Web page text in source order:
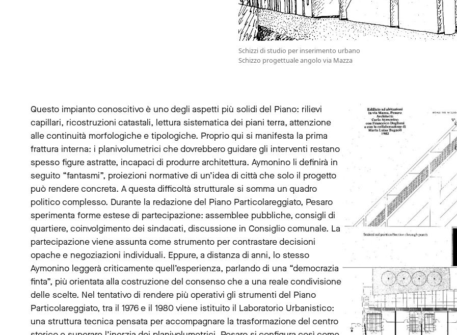
Schizzi di studio per inserimento urbano
Schizzo progettuale angolo via Mazza
Questo impianto conoscitivo è uno degli aspetti più solidi del Piano: rilievi
capillari, ricostruzioni catastali, lettura sistematica dei piani terra, attenzione
alle continuità morfologiche e tipologiche. Proprio qui si manifesta la prima
frattura interna: i planivolumetrici che dovrebbero guidare gli interventi restano
spesso figure astratte, incapaci di produrre architettura. Aymonino li definirà in
seguito “fantasmi”, proiezioni normative di un’idea di città che solo il progetto
può rendere concreta. A questa difficoltà strutturale si somma un quadro
politico complesso. Durante la redazione del Piano Particolareggiato, Pesaro
sperimenta forme estese di partecipazione: assemblee pubbliche, consigli di
quartiere, coinvolgimento dei sindacati, discussione in Consiglio comunale. La
partecipazione viene assunta come strumento per contrastare decisioni
opache e negoziazioni individuali. Eppure, a distanza di anni, lo stesso
Aymonino leggerà criticamente quell’esperienza, parlando di una “democrazia
finta”, più orientata alla costruzione del consenso che a una reale condivisione
delle scelte. Nel tentativo di rendere più operativi gli strumenti del Piano
Particolareggiato, tra il 1976 e il 1980 viene istituito il Laboratorio Urbanistico:
una struttura tecnica pensata per accompagnare la trasformazione del centro